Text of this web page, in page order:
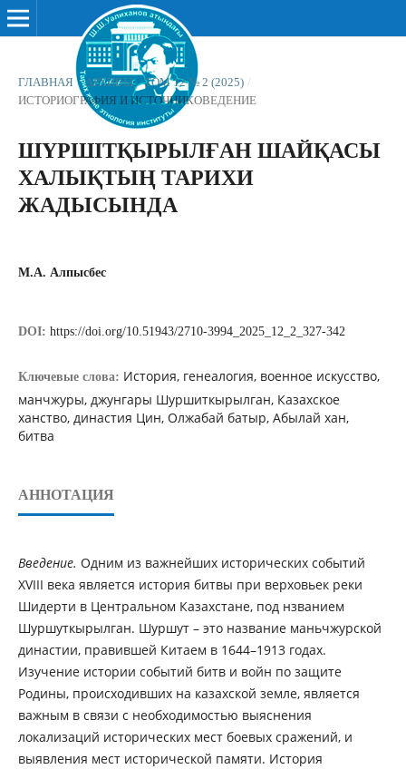
ГЛАВНАЯ / АРХИВЫ / ТОМ 12 № 2 (2025) /
ИСТОРИОГРАФИЯ И ИСТОЧНИКОВЕДЕНИЕ
ШҮРШІТҚЫРЫЛҒАН ШАЙҚАСЫ
ХАЛЫҚТЫҢ ТАРИХИ
ЖАДЫСЫНДА
М.А. Алпысбес
DOI: https://doi.org/10.51943/2710-3994_2025_12_2_327-342
Ключевые слова: История, генеалогия, военное искусство,
манчжуры, джунгары Шуршиткырылган, Казахское
ханство, династия Цин, Олжабай батыр, Абылай хан,
битва
АННОТАЦИЯ
Введение. Одним из важнейших исторических событий
XVIII века является история битвы при верховьек реки
Шидерти в Центральном Казахстане, под нзванием
Шуршуткырылган. Шуршут – это название маньчжурской
династии, правившей Китаем в 1644–1913 годах.
Изучение истории событий битв и войн по защите
Родины, происходивших на казахской земле, является
важным в связи с необходимостью выяснения
локализаций исторических мест боевых сражений, и
выявления мест исторической памяти. История